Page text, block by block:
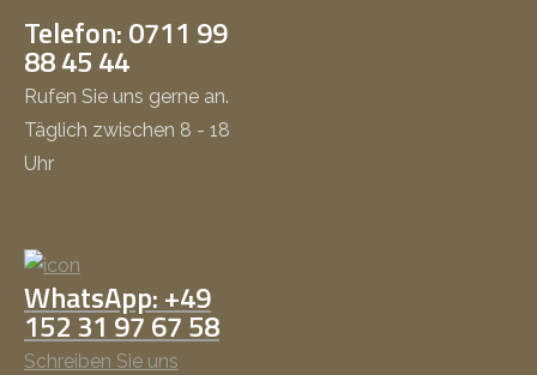
Telefon: 0711 99
88 45 44
Rufen Sie uns gerne an.
Täglich zwischen 8 - 18
Uhr
WhatsApp: +49
152 31 97 67 58
Schreiben Sie uns